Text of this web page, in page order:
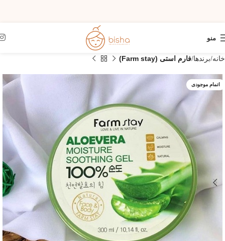
منو
خانه برندها فارم استی (Farm stay)
اتمام موجودی